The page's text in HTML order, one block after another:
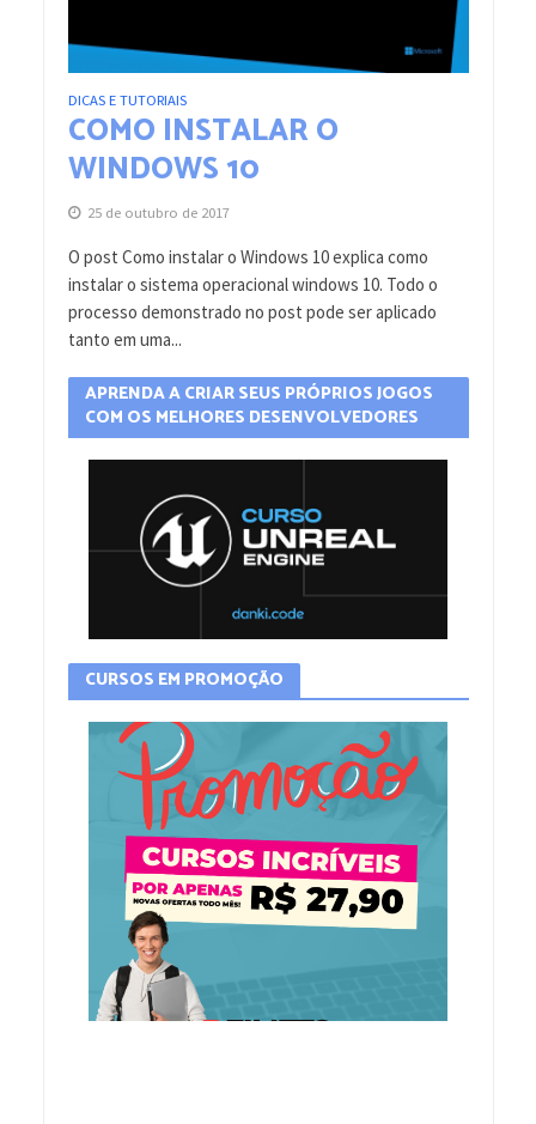
DICAS E TUTORIAIS
COMO INSTALAR O
WINDOWS 10
25 de outubro de 2017
O post Como instalar o Windows 10 explica como
instalar o sistema operacional windows 10. Todo o
processo demonstrado no post pode ser aplicado
tanto em uma...
APRENDA A CRIAR SEUS PRÓPRIOS JOGOS
COM OS MELHORES DESENVOLVEDORES
CURSOS EM PROMOÇÃO